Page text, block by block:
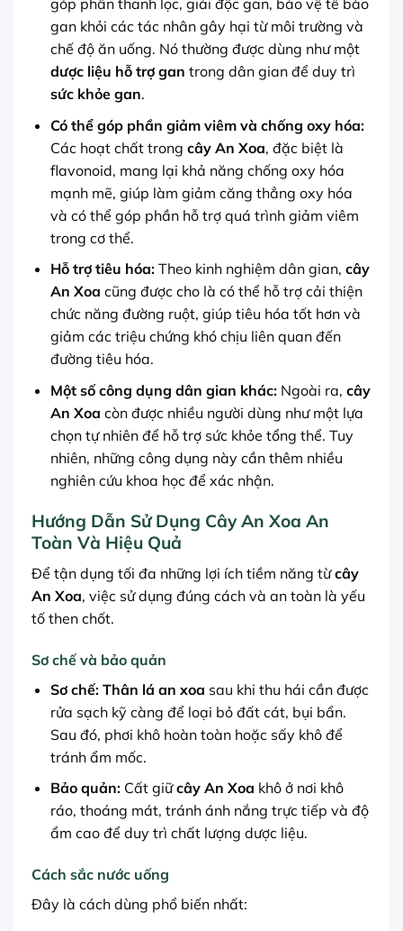
gan khỏi các tác nhân gây hại từ môi trường và
chế độ ăn uống. Nó thường được dùng như một
dược liệu hỗ trợ gan trong dân gian để duy trì
sức khỏe gan.
Có thể góp phần giảm viêm và chống oxy hóa:
Các hoạt chất trong cây An Xoa, đặc biệt là
flavonoid, mang lại khả năng chống oxy hóa
mạnh mẽ, giúp làm giảm căng thẳng oxy hóa
và có thể góp phần hỗ trợ quá trình giảm viêm
trong cơ thể.
Hỗ trợ tiêu hóa:Theo kinh nghiệm dân gian, cây
An Xoa cũng được cho là có thể hỗ trợ cải thiện
chức năng đường ruột, giúp tiêu hóa tốt hơn và
giảm các triệu chứng khó chịu liên quan đến
đường tiêu hóa.
Một số công dụng dân gian khác:Ngoài ra, cây
An Xoa còn được nhiều người dùng như một lựa
chọn tự nhiên để hỗ trợ sức khỏe tổng thể. Tuy
nhiên, những công dụng này cần thêm nhiều
nghiên cứu khoa học để xác nhận.
Hướng Dẫn Sử Dụng Cây An Xoa An
Toàn Và Hiệu Quả
Để tận dụng tối đa những lợi ích tiềm năng từcây
An Xoa, việc sử dụng đúng cách và an toàn là yếu
tố then chốt.
Sơ chế và bảo quản
Sơ chế: Thân lá an xoa sau khi thu hái cần được
rửa sạch kỹ càng để loại bỏ đất cát, bụi bẩn.
Sau đó, phơi khô hoàn toàn hoặc sấy khô để
tránh ẩm mốc.
Bảo quản:Cất giữcây An Xoa khô ở nơi khô
ráo, thoáng mát, tránh ánh nắng trực tiếp và độ
ẩm cao để duy trì chất lượng dược liệu.
Cách sắc nước uống
Đây là cách dùng phổ biến nhất: